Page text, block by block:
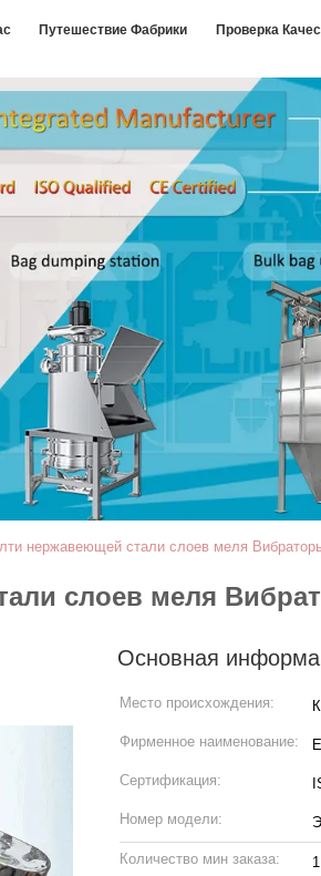
Путешествие Фабрики Проверка
нержавеющей стали слоев меля
слоев меля
Основная
Место происхождения:
Фирменное наименование:
Сертификация:
Номер модели:
Количество мин заказа: